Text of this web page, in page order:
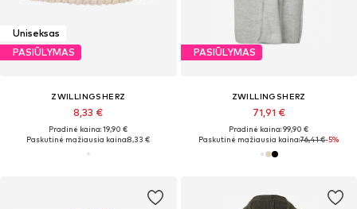
Uniseksas
PASIŪLYMAS
ZWILLINGSHERZ
8,33 €
Pradinė kaina: 19,90 €
Paskutinė mažiausia kaina:8,33 €
PASIŪLYMAS
ZWILLINGSHERZ
71,91 €
Pradinė kaina: 99,90 €
Paskutinė mažiausia kaina:76,41 €-5%